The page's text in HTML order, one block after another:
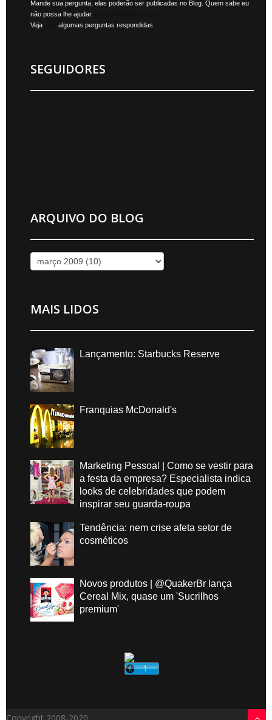
Mande sua pergunta, elas poderão ser publicadas no Blog. Quem sabe eu
não possa lhe ajudar.
Veja
algumas perguntas respondidas.
SEGUIDORES
ARQUIVO DO BLOG
MAIS LIDOS
Lançamento: Starbucks Reserve
Franquias McDonald's
Marketing Pessoal | Como se vestir para
a festa da empresa? Especialista indica
looks de celebridades que podem
inspirar seu guarda-roupa
Tendência: nem crise afeta setor de
cosméticos
Novos produtos | @QuakerBr lança
Cereal Mix, quase um 'Sucrilhos
premium'